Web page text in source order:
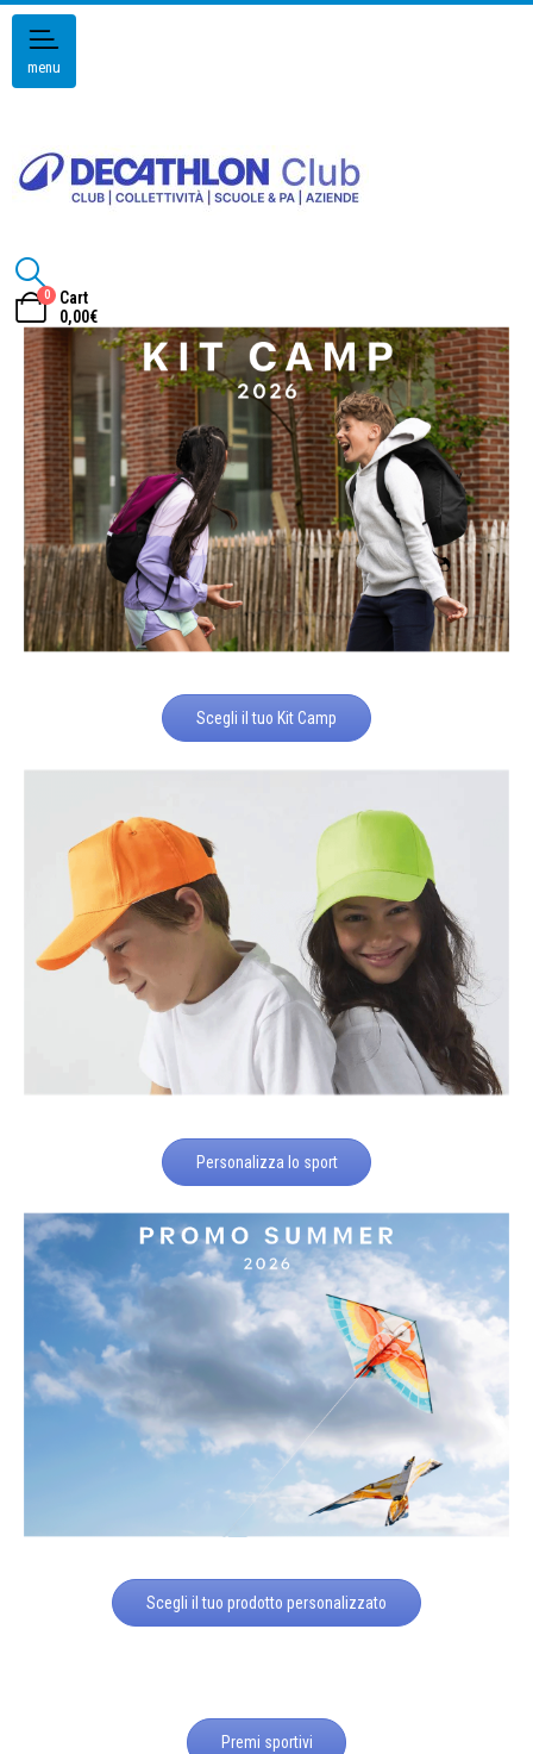
menu
0
Cart
0,00€
Scegli il tuo Kit Camp
Personalizza lo sport
Scegli il tuo prodotto personalizzato
Premi sportivi